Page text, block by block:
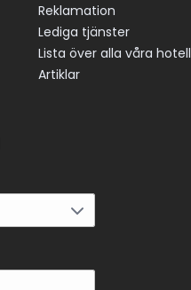
Reklamation
Lediga tjänster
Lista över alla våra hotell
Artiklar